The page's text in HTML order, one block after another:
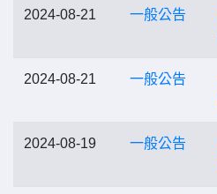
2024-08-21 一般公告
2024-08-21 一般公告
2024-08-19 一般公告